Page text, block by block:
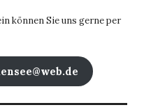
können Sie uns gerne per